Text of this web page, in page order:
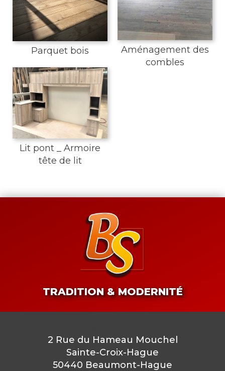
Aménagement des
combles
Parquet bois
Lit pont _ Armoire
tête de lit
TRADITION & MODERNITÉ
2 Rue du Hameau Mouchel
Sainte-Croix-Hague
50440 Beaumont-Hague